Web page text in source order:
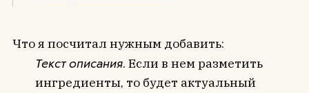
Что я посчитал нужным добавить:
Текст описания. Если в нем разметить
ингредиенты, то будет актуальный